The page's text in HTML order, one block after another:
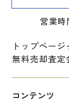
営業時
トップページ
無料売却査定
コンテンツ